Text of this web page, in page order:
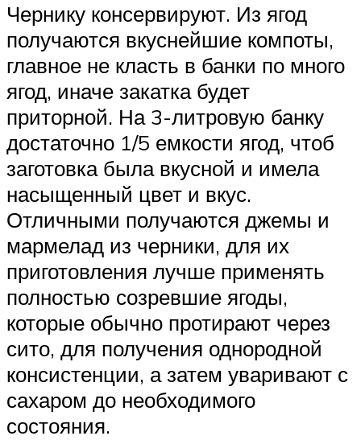
Чернику консервируют. Из ягод
получаются вкуснейшие компоты,
главное не класть в банки по много
ягод, иначе закатка будет
приторной. На 3-литровую банку
достаточно 1/5 емкости ягод, чтоб
заготовка была вкусной и имела
насыщенный цвет и вкус.
Отличными получаются джемы и
мармелад из черники, для их
приготовления лучше применять
полностью созревшие ягоды,
которые обычно протирают через
сито, для получения однородной
консистенции, а затем уваривают с
сахаром до необходимого
состояния.